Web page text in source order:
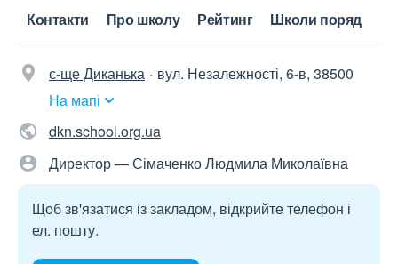
Контакти Про школу Рейтинг Школи поряд
с-ще Диканька
вул. Незалежності, 6-в, 38500
На мапі
dkn.school.org.ua
Директор — Сімаченко Людмила Миколаївна
Щоб зв'язатися із закладом, відкрийте телефон і
ел. пошту.